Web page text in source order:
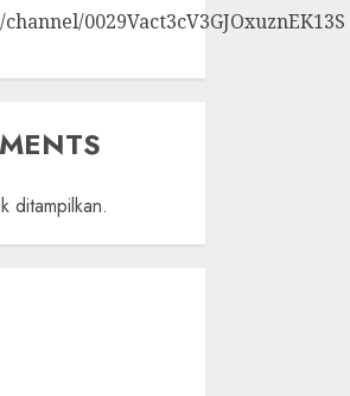
0029Vact3cV3GJOxuznEK13S
ditampilkan.